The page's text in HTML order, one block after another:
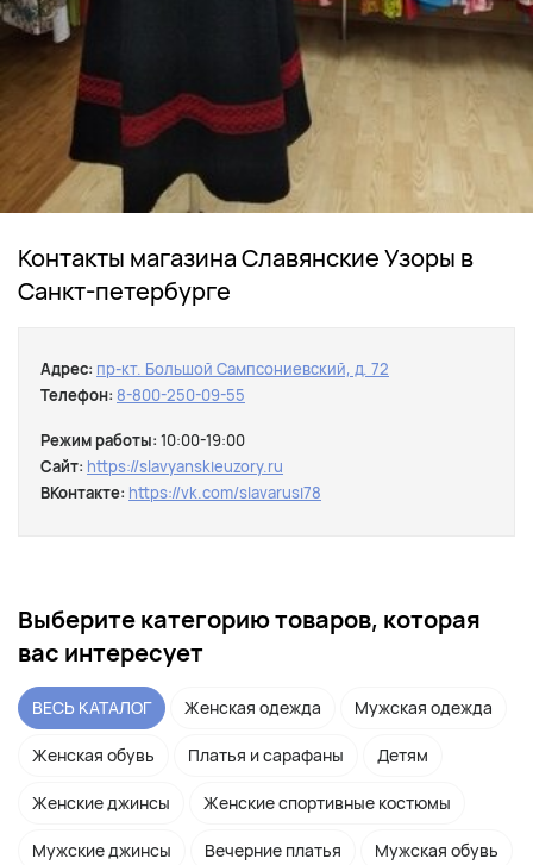
Контакты магазина Славянские Узоры в
Санкт-петербурге
Адрес: пр-кт. Большой Сампсониевский, д. 72
Телефон: 8-800-250-09-55
Режим работы: 10:00-19:00
Сайт: https://slavyanskieuzory.ru
ВКонтакте: https://vk.com/slavarusi78
Выберите категорию товаров, которая
вас интересует
ВЕСЬ КАТАЛОГ Женская одежда Мужская одежда
Женская обувь Платья и сарафаны Детям
Женские джинсы Женские спортивные костюмы
Мужские джинсы Вечерние платья Мужская обувь